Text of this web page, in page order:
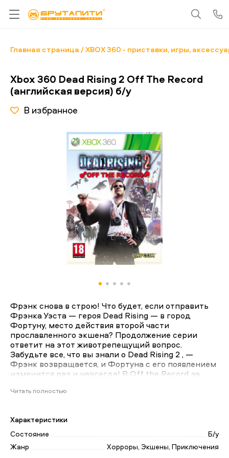
Главная страница XBOX 360 - приставки, игры,
Xbox 360 Dead Rising 2 Off The Record
(английская версия) б/у
В избранное
Фрэнк снова в строю! Что будет, если отправить
Фрэнка Уэста — героя Dead Rising — в город
Фортуну, место действия второй части
прославленного экшена? Продолжение серии
ответит на этот животрепещущий вопрос.
Забудьте все, что вы знали о Dead Rising 2 , —
Фрэнк возвращается, и Фортуна с его появлением
изменится раз и навсегда! В Off the Record за
столкнетесь с новыми видами зомби. Вам
уничтожения живых мертвецов, разобраться в
хитросплетениях сюжета и изучить районы
Фортуны, в которых Чаку Грину побывать не
довелось. Вас ждет «Зона Урана» — тематический
Читать полностью
Характеристики
Состояние
Б/у
Жанр
Хорроры, Экшены, Приключения